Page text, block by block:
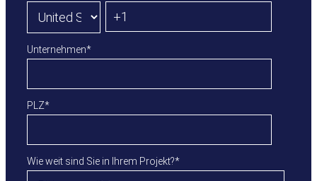
Unternehmen*
PLZ*
Wie weit sind Sie in Ihrem Projekt?*